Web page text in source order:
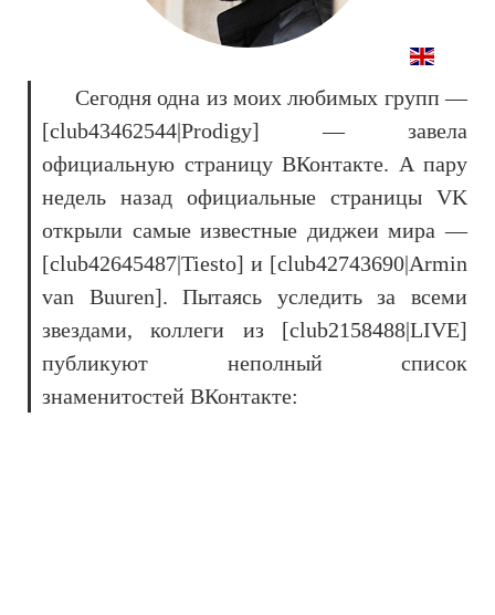
Сегодня одна из моих любимых групп —
[club43462544|Prodigy] — завела
официальную страницу ВКонтакте. А пару
недель назад официальные страницы VK
открыли самые известные диджеи мира —
[club42645487|Tiesto] и [club42743690|Armin
van Buuren]. Пытаясь уследить за всеми
звездами, коллеги из [club2158488|LIVE]
публикуют неполный список
знаменитостей ВКонтакте: